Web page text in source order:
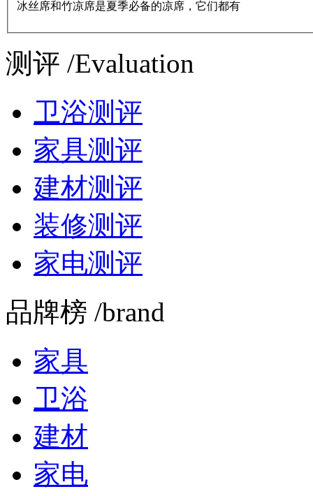
冰丝席和竹凉席是夏季必备的凉席，它们都有
测评 /Evaluation
卫浴测评
家具测评
建材测评
装修测评
家电测评
品牌榜 /brand
家具
卫浴
建材
家电